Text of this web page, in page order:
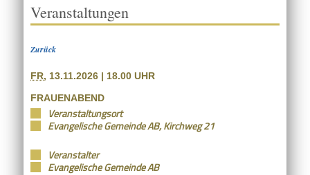
Veranstaltungen
Zurück
FR, 13.11.2026 | 18.00 UHR
FRAUENABEND
Veranstaltungsort
Evangelische Gemeinde AB, Kirchweg 21
Veranstalter
Evangelische Gemeinde AB